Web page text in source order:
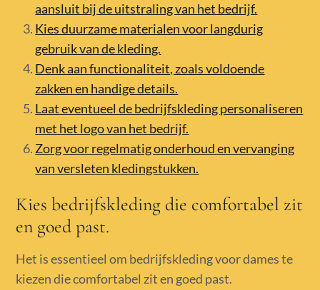
aansluit bij de uitstraling van het bedrijf.
Kies duurzame materialen voor langdurig
gebruik van de kleding.
Denk aan functionaliteit, zoals voldoende
zakken en handige details.
Laat eventueel de bedrijfskleding personaliseren
met het logo van het bedrijf.
Zorg voor regelmatig onderhoud en vervanging
van versleten kledingstukken.
Kies bedrijfskleding die comfortabel zit
en goed past.
Het is essentieel om bedrijfskleding voor dames te
kiezen die comfortabel zit en goed past.